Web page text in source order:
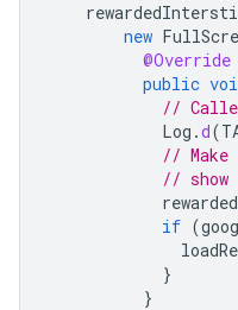
new
@Override
public
//
Log .d(
//
//
if (
}
}